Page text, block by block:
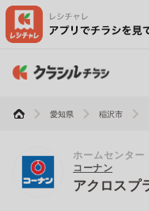
愛知県 稲沢市
ホームセンター
コーナン
アクロスプ